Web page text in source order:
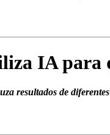
IA para
resultados de